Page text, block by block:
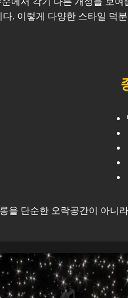
다. 이렇게 다양한 스타일 덕
을 단순한 오락공간이 아니